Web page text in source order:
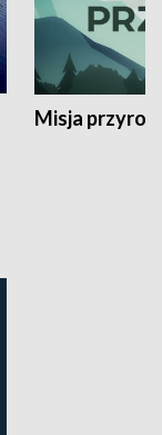
Misja